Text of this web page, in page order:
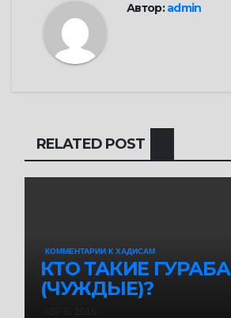
Автор:admin
RELATED POST
КОММЕНТАРИИ К ХАДИСАМ
КТО ТАКИЕ ГУРАБА
(ЧУЖДЫЕ)?